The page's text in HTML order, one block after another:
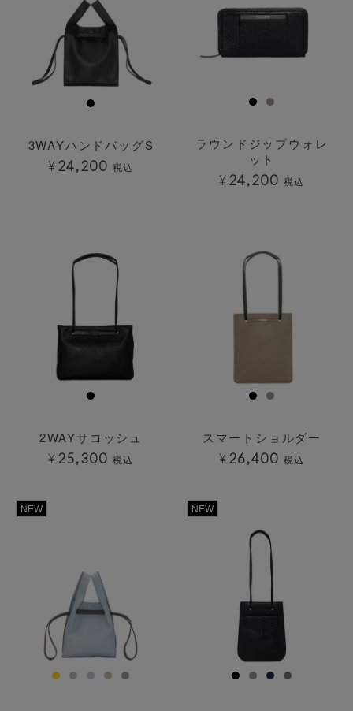
3WAYハンドバッグS
¥ 24,200 税込
ラウンドジップウォレ
ット
¥ 24,200 税込
2WAYサコッシュ
¥ 25,300 税込
スマートショルダー
¥ 26,400 税込
NEW NEW